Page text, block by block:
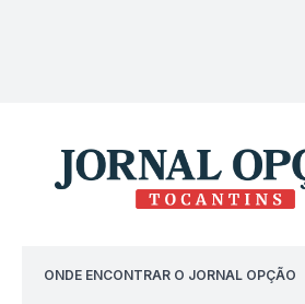
ONDE ENCONTRAR O JORNAL OPÇÃO